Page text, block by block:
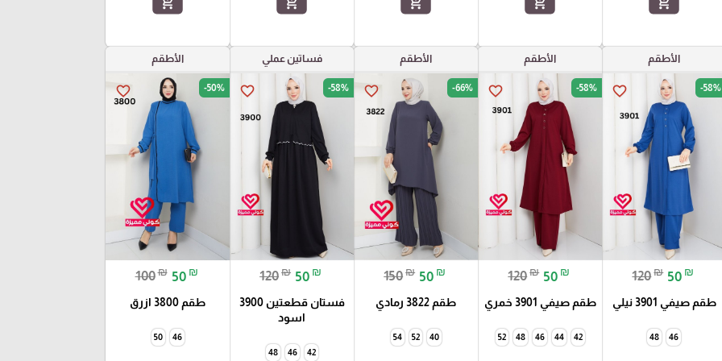
الأطقم
favorite_border -58%
120₪ 50 ₪
طقم صيفي 3901 نيلي
46
48
الأطقم
favorite_border -58%
120₪ 50 ₪
طقم صيفي 3901 خمري
42
44
46
48
52
الأطقم
favorite_border -66%
150₪ 50 ₪
طقم 3822 رمادي
40
52
54
فساتين عملي
favorite_border -58%
120₪ 50 ₪
فستان قطعتين 3900
اسود
42
46
48
الأطقم
favorite_border -50%
100₪ 50 ₪
طقم 3800 ازرق
46
50